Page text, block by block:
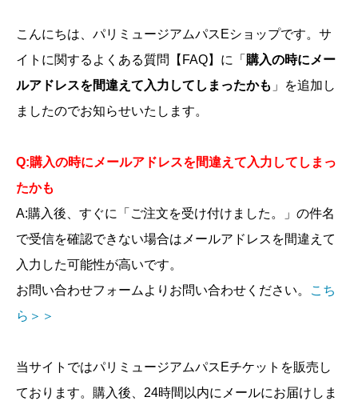
こんにちは、パリミュージアムパスEショップです。サ
イトに関するよくある質問【FAQ】に「 購入の時にメー
ルアドレスを間違えて入力してしまったかも 」を追加し
ましたのでお知らせいたします。
Q:購入の時にメールアドレスを間違えて入力してしまっ
たかも
A:購入後、すぐに「ご注文を受け付けました。」の件名
で受信を確認できない場合はメールアドレスを間違えて
入力した可能性が高いです。
お問い合わせフォームよりお問い合わせください。
こち
ら＞＞
当サイトではパリミュージアムパスEチケットを販売し
ております。購入後、24時間以内にメールにお届けしま